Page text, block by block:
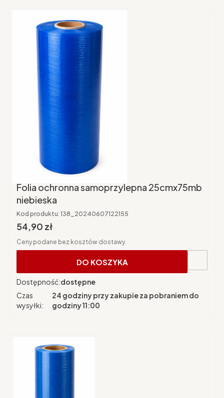
Folia ochronna samoprzylepna 25cmx75mb
niebieska
Kod produktu: 138_20240607122155
Cena brutto
54,90 zł
Ceny podane bez kosztów dostawy.
DO KOSZYKA
Dostępność:dostępne
Czas
wysyłki:
24 godziny przy zakupie za pobraniem do
godziny 11:00